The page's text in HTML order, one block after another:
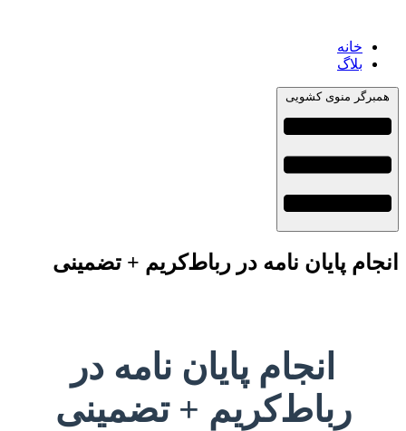
خانه
بلاگ
همبرگر منوی کشویی
انجام پایان نامه در رباط‌کریم + تضمینی
انجام پایان نامه در
رباط‌کریم + تضمینی